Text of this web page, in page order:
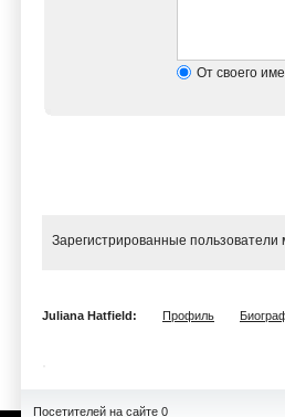
От своего
Зарегистрированные пользователи
Juliana Hatfield: Профиль
Посетителей на сайте 0